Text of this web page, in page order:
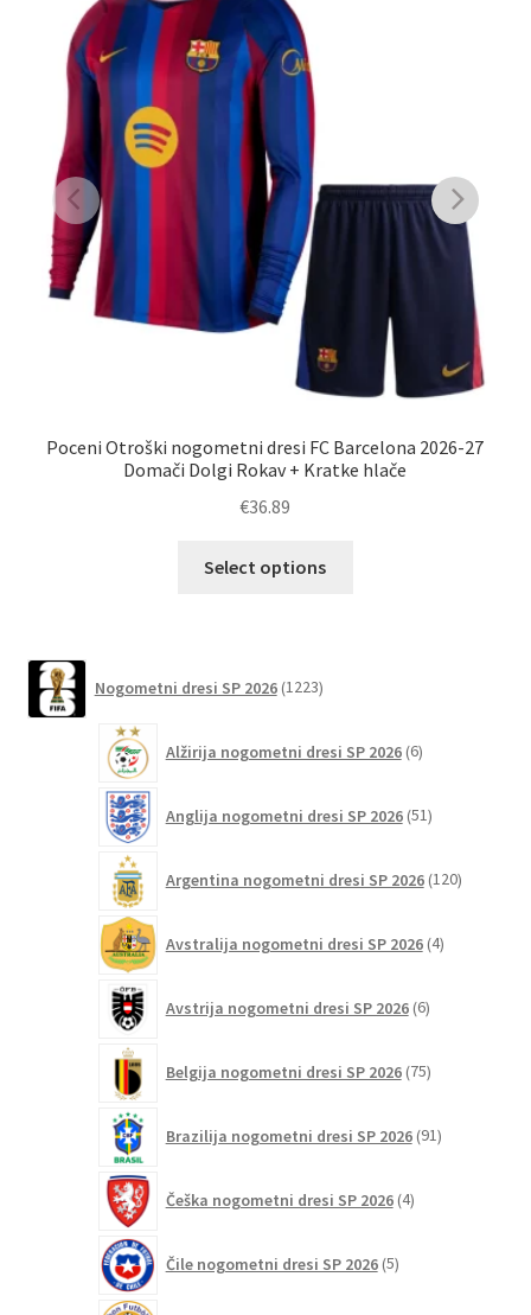
Poceni Otroški nogometni dresi FC Barcelona 2026-27
Domači Dolgi Rokav + Kratke hlače
€36.89
Select options
izberete
strani
Nogometni dresi SP 2026 1223izdelkov
Alžirija nogometni dresi SP 2026 6izdelkov
Anglija nogometni dresi SP 2026 51izdelkov
Argentina nogometni dresi SP 2026 120izdelkov
Avstralija nogometni dresi SP 2026 4izdelki
Avstrija nogometni dresi SP 2026 6izdelkov
Belgija nogometni dresi SP 2026 75izdelkov
Brazilija nogometni dresi SP 2026 91izdelkov
Češka nogometni dresi SP 2026 4izdelki
Čile nogometni dresi SP 2026 5izdelkov